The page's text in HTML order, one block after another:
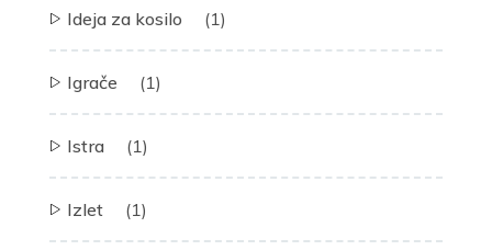
Ideja za kosilo (1)
Igrače (1)
Istra (1)
Izlet (1)